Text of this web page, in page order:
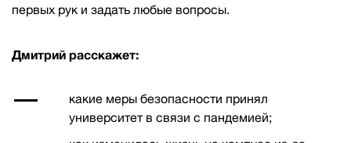
первых рук и задать любые вопросы.
Дмитрий расскажет:
какие меры безопасности принял
университет в связи с пандемией;